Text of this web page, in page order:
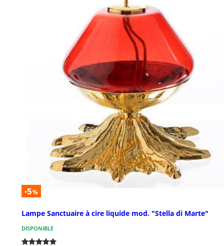
-5%
Lampe Sanctuaire à cire liquide mod. "Stella di Marte"
DISPONIBLE